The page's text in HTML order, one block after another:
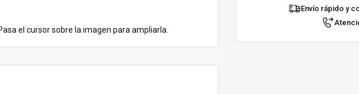
el cursor sobre la imagen para ampliarla.
Envío rápido y